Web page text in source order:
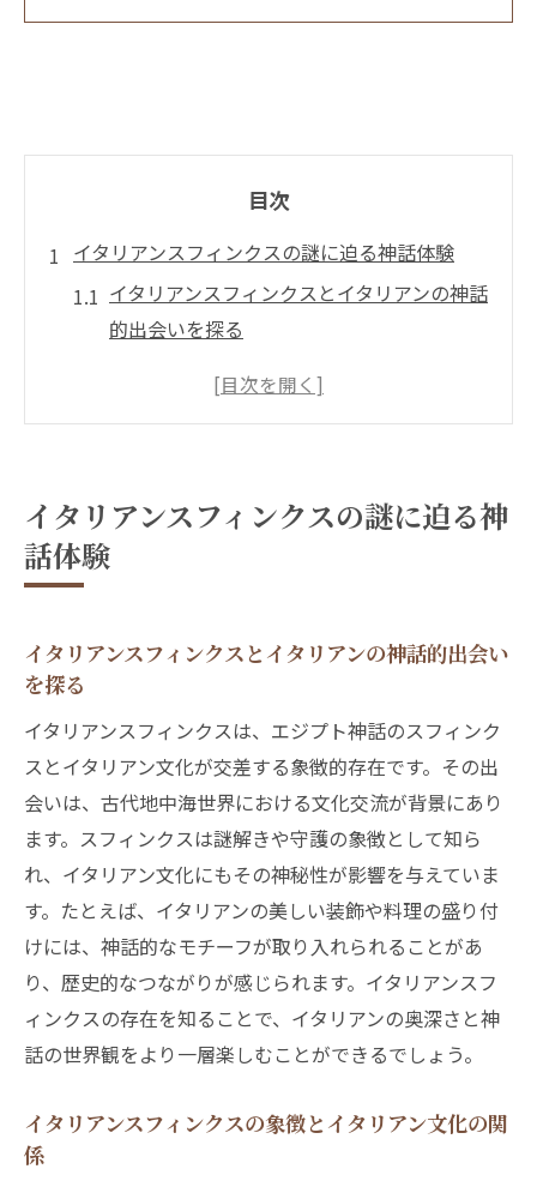
目次
イタリアンスフィンクスの謎に迫る神話体験
イタリアンスフィンクスとイタリアンの神話
的出会いを探る
イタリアンスフィンクスの象徴とイタリアン
イタリアンとスフィンクスの神話に隠され
た秘密
神話のスフィンクスとイタリアン文化の交差点
スフィンクス神話とイタリアンの融合が生
む新たな視点
イタリアンスフィンクスがつなぐ神話とイ
タリアンの世界
イタリアン文化とスフィンクスの意外な接
点を探る
神話のスフィンクスがイタリアン体験に与
えた影響とは
タリアンの関係性
イタリアンスフィンクスの謎に迫る神
話体験
イタリアンスフィンクスとイタリアンの神話的出会い
を探る
イタリアンスフィンクスは、エジプト神話のスフィンク
スとイタリアン文化が交差する象徴的存在です。その出
会いは、古代地中海世界における文化交流が背景にあり
ます。スフィンクスは謎解きや守護の象徴として知ら
れ、イタリアン文化にもその神秘性が影響を与えていま
す。たとえば、イタリアンの美しい装飾や料理の盛り付
けには、神話的なモチーフが取り入れられることがあ
り、歴史的なつながりが感じられます。イタリアンスフ
ィンクスの存在を知ることで、イタリアンの奥深さと神
話の世界観をより一層楽しむことができるでしょう。
イタリアンスフィンクスの象徴とイタリアン文化の関
係